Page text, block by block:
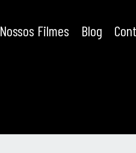
Nossos Filmes Blog